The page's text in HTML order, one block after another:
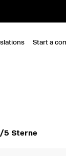
Start a
/5 Sterne